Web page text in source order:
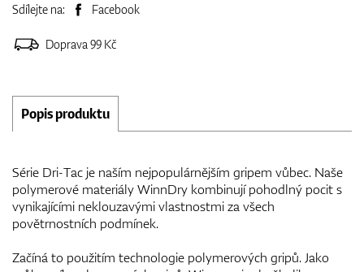
Sdílejte na: Facebook
Doprava 99 Kč
Popis produktu
Série Dri-Tac je naším nejpopulárnějším gripem vůbec. Naše
polymerové materiály WinnDry kombinují pohodlný pocit s
vynikajícími neklouzavými vlastnostmi za všech
povětrnostních podmínek.
Začíná to použitím technologie polymerových gripů. Jako